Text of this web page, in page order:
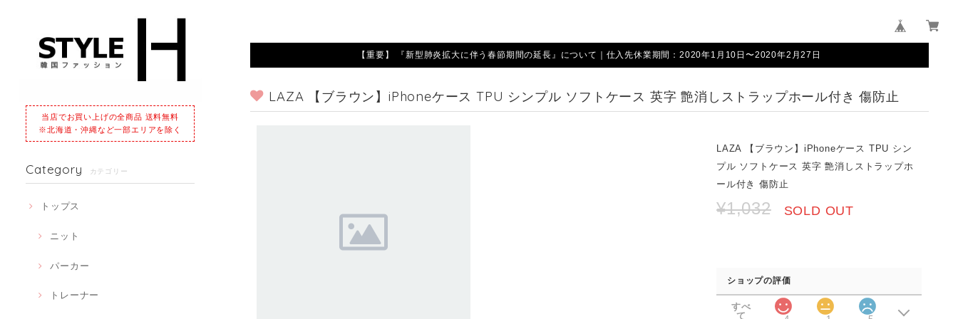
当店でお買い上げの全商品 送料無料
※北海道・沖縄など一部エリアを除く
Category カテゴリー
トップス
ニット
パーカー
トレーナー
【重要】 『新型肺炎拡大に伴う春節期間の延長』について｜仕入先休業期間：2020年1月10日〜2020年2月27日
LAZA 【ブラウン】iPhoneケース TPU シンプル ソフトケース 英字 艶消しストラップホール付き 傷防止
LAZA 【ブラウン】iPhoneケース TPU シン
プル ソフトケース 英字 艶消しストラップホ
ール付き 傷防止
¥1,032 SOLD OUT
ショップの評価
すべ
て